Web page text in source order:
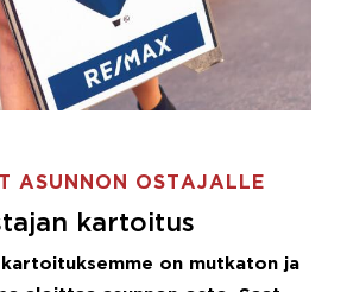
ASUNNON OSTAJALLE
kartoitus
on mutkaton ja